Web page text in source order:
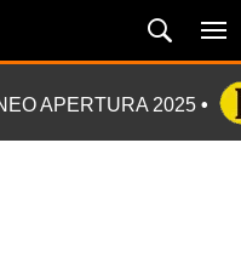
APERTURA 2025